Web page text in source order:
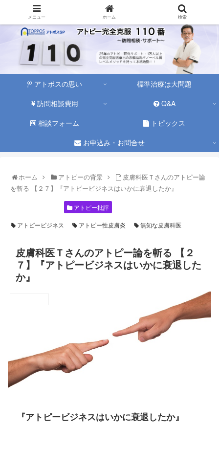
アトポスの思い
標準治療は大問題
訪問相談費用
Q&A
相談フォーム
トピックス
お申込み・お問合せ
ホーム アトピーの背景
皮膚科医Ｔさんのアトピー論
を斬る 【２７】『アトピービジネスはいかに衰退したか』
アトピー批評
アトピービジネス アトピー性皮膚炎 無知な皮膚科医
皮膚科医Ｔさんのアトピー論を斬る 【２
７】『アトピービジネスはいかに衰退した
か』
『アトピービジネスはいかに衰退したか』
メニュー ホーム 検索